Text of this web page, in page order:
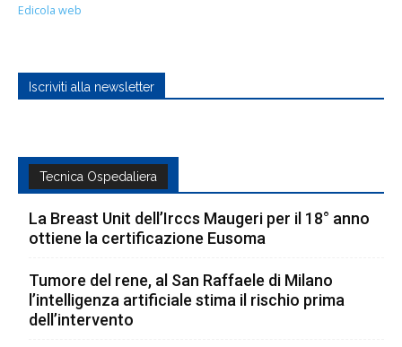
Edicola web
Iscriviti alla newsletter
Tecnica Ospedaliera
La Breast Unit dell’Irccs Maugeri per il 18° anno
ottiene la certificazione Eusoma
Tumore del rene, al San Raffaele di Milano
l’intelligenza artificiale stima il rischio prima
dell’intervento